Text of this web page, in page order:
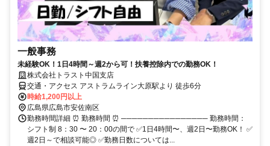
一般事務
未経験OK！1日4時間～週2から可！扶養控除内での勤務OK！
株式会社トラスト中国支店
交通・アクセス アストラムライン大原駅より 徒歩6分
時給1,200円以上
広島県広島市安佐南区
勤務時間詳細 ⏰ 勤務時間 ⏰ ──────────────── 勤務時間：
シフト制 8：30 〜 20：00の間で ✅1日4時間〜、週2日〜勤務OK！ ✅
週2日～で相談可能◎ ✅勤務日数については...